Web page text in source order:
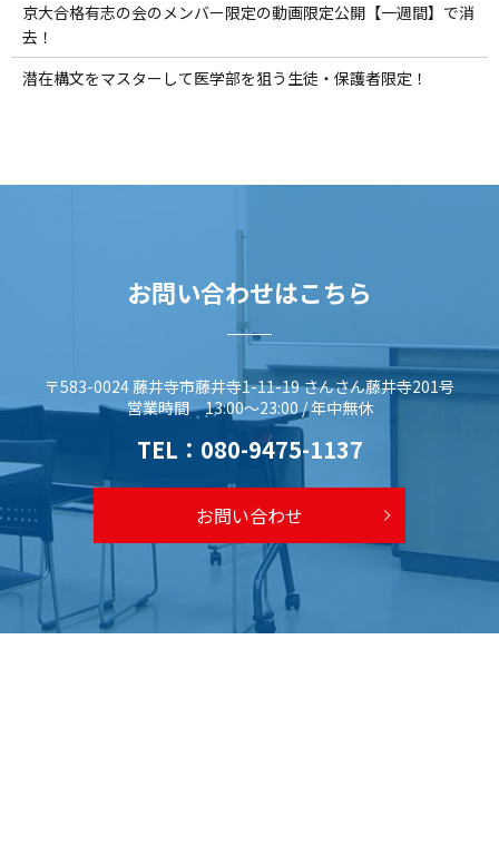
京大合格有志の会のメンバー限定の動画限定公開【一週間】で消
去！
潜在構文をマスターして医学部を狙う生徒・保護者限定！
お問い合わせはこちら
〒583-0024 藤井寺市藤井寺1-11-19 さんさん藤井寺201号
営業時間 13:00～23:00 / 年中無休
TEL： 080-9475-1137
お問い合わせ